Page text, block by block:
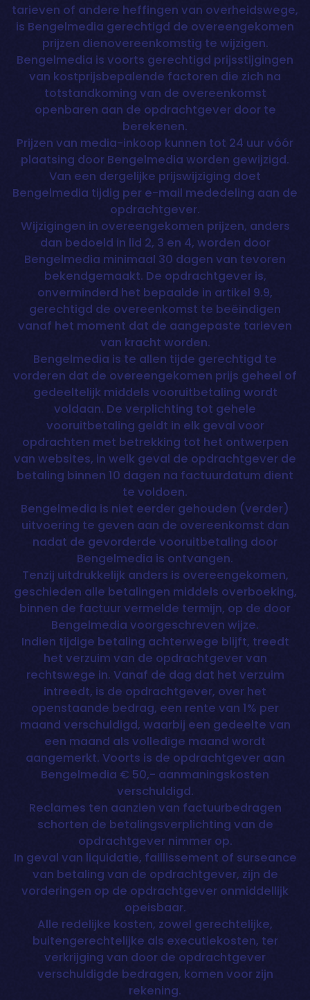
tarieven of andere heffingen van overheidswege,
is Bengelmedia gerechtigd de overeengekomen
prijzen dienovereenkomstig te wijzigen.
Bengelmedia is voorts gerechtigd prijsstijgingen
van kostprijsbepalende factoren die zich na
totstandkoming van de overeenkomst
openbaren aan de opdrachtgever door te
berekenen.
Prijzen van media-inkoop kunnen tot 24 uur vóór
plaatsing door Bengelmedia worden gewijzigd.
Van een dergelijke prijswijziging doet
Bengelmedia tijdig per e-mail mededeling aan de
opdrachtgever.
Wijzigingen in overeengekomen prijzen, anders
dan bedoeld in lid 2, 3 en 4, worden door
Bengelmedia minimaal 30 dagen van tevoren
bekendgemaakt. De opdrachtgever is,
onverminderd het bepaalde in artikel 9.9,
gerechtigd de overeenkomst te beëindigen
vanaf het moment dat de aangepaste tarieven
van kracht worden.
Bengelmedia is te allen tijde gerechtigd te
vorderen dat de overeengekomen prijs geheel of
gedeeltelijk middels vooruitbetaling wordt
voldaan. De verplichting tot gehele
vooruitbetaling geldt in elk geval voor
opdrachten met betrekking tot het ontwerpen
van websites, in welk geval de opdrachtgever de
betaling binnen 10 dagen na factuurdatum dient
te voldoen.
Bengelmedia is niet eerder gehouden (verder)
uitvoering te geven aan de overeenkomst dan
nadat de gevorderde vooruitbetaling door
Bengelmedia is ontvangen.
Tenzij uitdrukkelijk anders is overeengekomen,
geschieden alle betalingen middels overboeking,
binnen de factuur vermelde termijn, op de door
Bengelmedia voorgeschreven wijze.
Indien tijdige betaling achterwege blijft, treedt
het verzuim van de opdrachtgever van
rechtswege in. Vanaf de dag dat het verzuim
intreedt, is de opdrachtgever, over het
openstaande bedrag, een rente van 1% per
maand verschuldigd, waarbij een gedeelte van
een maand als volledige maand wordt
aangemerkt. Voorts is de opdrachtgever aan
Bengelmedia € 50,- aanmaningskosten
verschuldigd.
Reclames ten aanzien van factuurbedragen
schorten de betalingsverplichting van de
opdrachtgever nimmer op.
In geval van liquidatie, faillissement of surseance
van betaling van de opdrachtgever, zijn de
vorderingen op de opdrachtgever onmiddellijk
opeisbaar.
Alle redelijke kosten, zowel gerechtelijke,
buitengerechtelijke als executiekosten, ter
verkrijging van door de opdrachtgever
verschuldigde bedragen, komen voor zijn
rekening.